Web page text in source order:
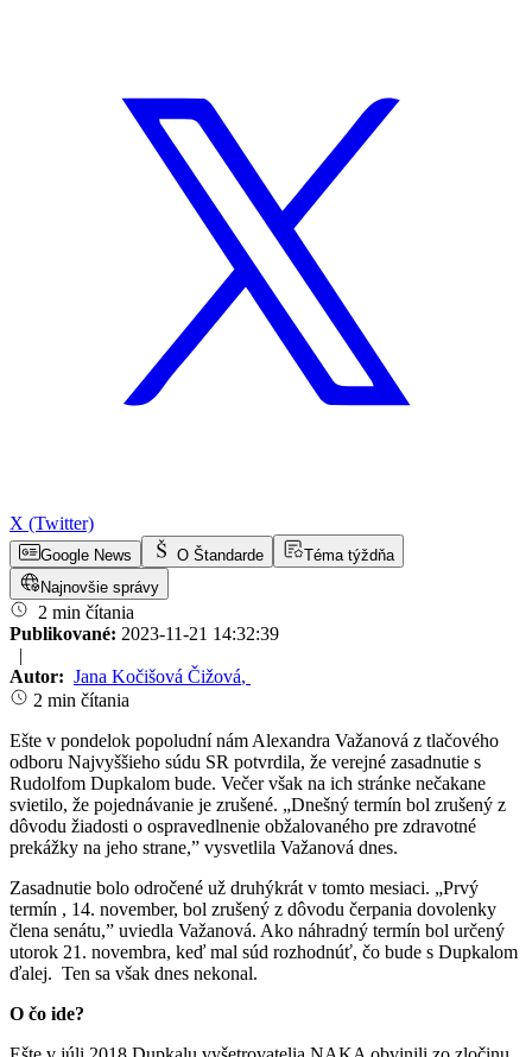
X (Twitter)
Google News O Štandarde
Téma týždňa
Najnovšie správy
2 min čítania
Publikované: 2023-11-21 14:32:39
|
Autor: Jana Kočišová Čižová,
2 min čítania
Ešte v pondelok popoludní nám Alexandra Važanová z tlačového
odboru Najvyššieho súdu SR potvrdila, že verejné zasadnutie s
Rudolfom Dupkalom bude. Večer však na ich stránke nečakane
svietilo, že pojednávanie je zrušené. „Dnešný termín bol zrušený z
dôvodu žiadosti o ospravedlnenie obžalovaného pre zdravotné
prekážky na jeho strane,” vysvetlila Važanová dnes.
Zasadnutie bolo odročené už druhýkrát v tomto mesiaci. „Prvý
termín , 14. november, bol zrušený z dôvodu čerpania dovolenky
člena senátu,” uviedla Važanová. Ako náhradný termín bol určený
utorok 21. novembra, keď mal súd rozhodnúť, čo bude s Dupkalom
ďalej. Ten sa však dnes nekonal.
O čo ide?